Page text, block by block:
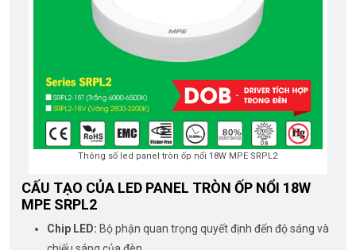
Thông số led panel tròn ốp nổi 18W MPE SRPL2
CẤU TẠO CỦA LED PANEL TRÒN ỐP NỔI 18W
MPE SRPL2
Chip LED: Bộ phận quan trọng quyết định đến độ sáng và